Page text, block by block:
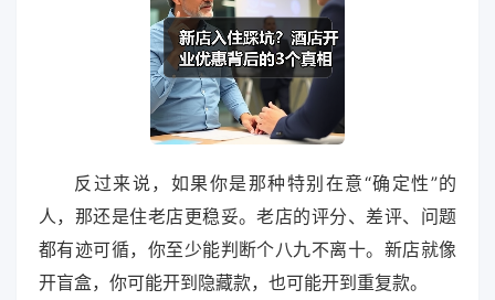
反过来说，如果你是那种特别在意“确定性”的
人，那还是住老店更稳妥。老店的评分、差评、问题
都有迹可循，你至少能判断个八九不离十。新店就像
开盲盒，你可能开到隐藏款，也可能开到重复款。